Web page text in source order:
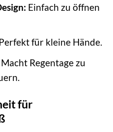
Einfach zu öffnen
für kleine Hände.
Macht Regentage zu
für